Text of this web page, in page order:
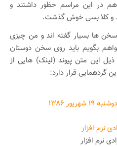
در این مراسم حظور داشتند و
و کلا بسی خوش گذشت.
سخن ها بسیار گفته اند و من چیزی
بگویم باید روی سخن دوستان
این متن پیوند (لینک) هایی از
گردهمایی قرار دارد:
۱۳۸۶
نرم افزار
نرم افزار